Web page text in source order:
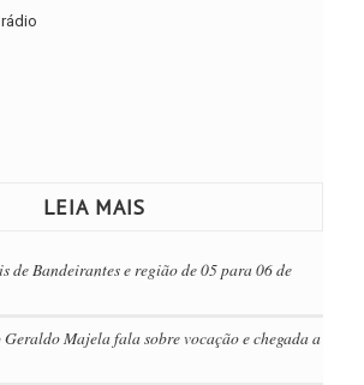
LEIA MAIS
de Bandeirantes e região de 05 para 06 de
Majela fala sobre vocação e chegada a